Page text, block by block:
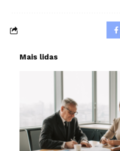
Mais lidas